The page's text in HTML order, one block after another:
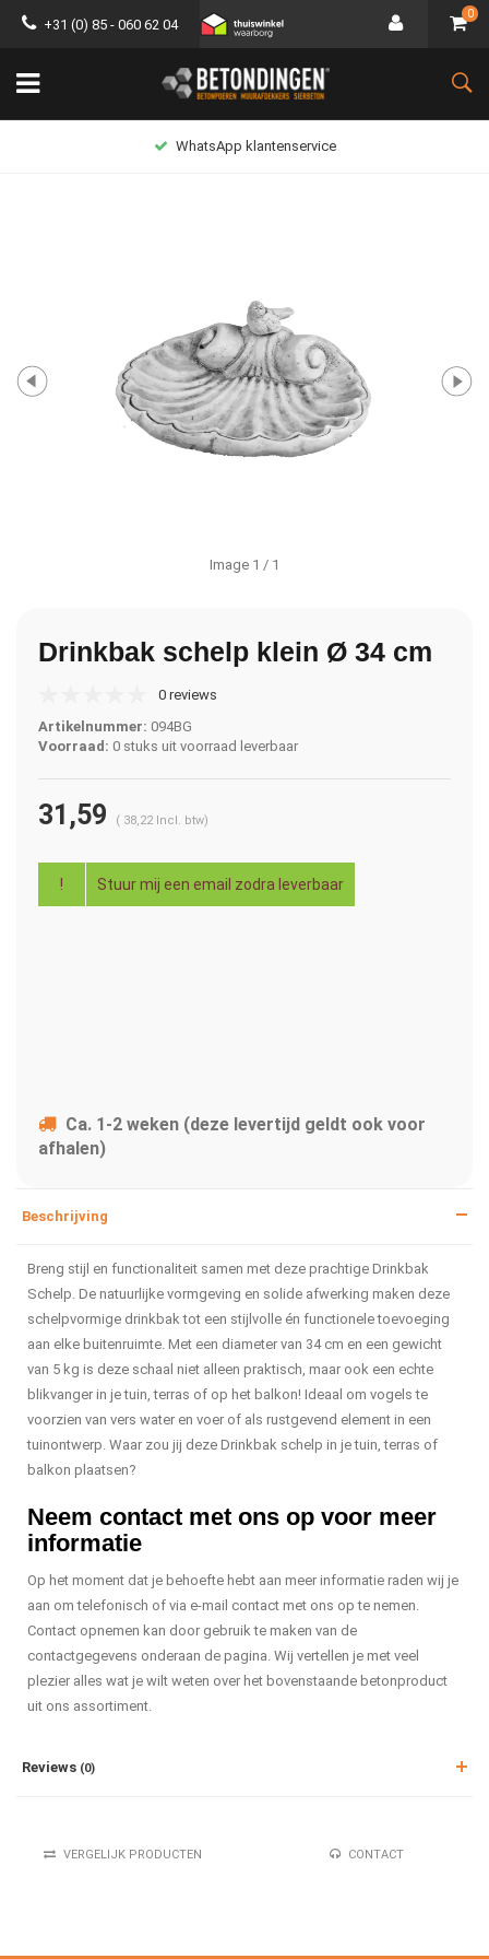
+31 (0) 85 - 060 62 04
0
WhatsApp klantenservice
Image 1 / 1
Drinkbak schelp klein Ø 34 cm
0 reviews
Artikelnummer: 094BG
Voorraad: 0 stuks uit voorraad leverbaar
31,59 ( 38,22 Incl. btw)
! Stuur mij een email zodra leverbaar
Ca. 1-2 weken (deze levertijd geldt ook voor
afhalen)
Beschrijving
Breng stijl en functionaliteit samen met deze prachtige Drinkbak
Schelp. De natuurlijke vormgeving en solide afwerking maken deze
schelpvormige drinkbak tot een stijlvolle én functionele toevoeging
aan elke buitenruimte. Met een diameter van 34 cm en een gewicht
van 5 kg is deze schaal niet alleen praktisch, maar ook een echte
blikvanger in je tuin, terras of op het balkon! Ideaal om vogels te
voorzien van vers water en voer of als rustgevend element in een
tuinontwerp. Waar zou jij deze Drinkbak schelp in je tuin, terras of
balkon plaatsen?
Neem contact met ons op voor meer
informatie
Op het moment dat je behoefte hebt aan meer informatie raden wij je
aan om telefonisch of via e-mail contact met ons op te nemen.
Contact opnemen kan door gebruik te maken van de
contactgegevens onderaan de pagina. Wij vertellen je met veel
plezier alles wat je wilt weten over het bovenstaande betonproduct
uit ons assortiment.
Reviews (0)
VERGELIJK PRODUCTEN CONTACT